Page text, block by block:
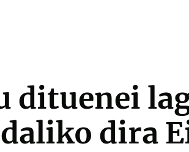
dituenei
dira